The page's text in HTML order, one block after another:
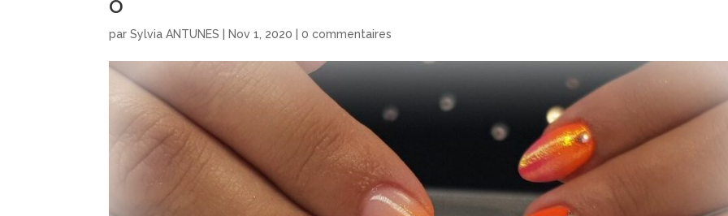
parSylvia ANTUNES Nov 1, 2020 |0 commentaires